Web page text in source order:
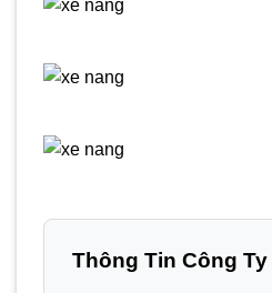
Thông Tin Công Ty